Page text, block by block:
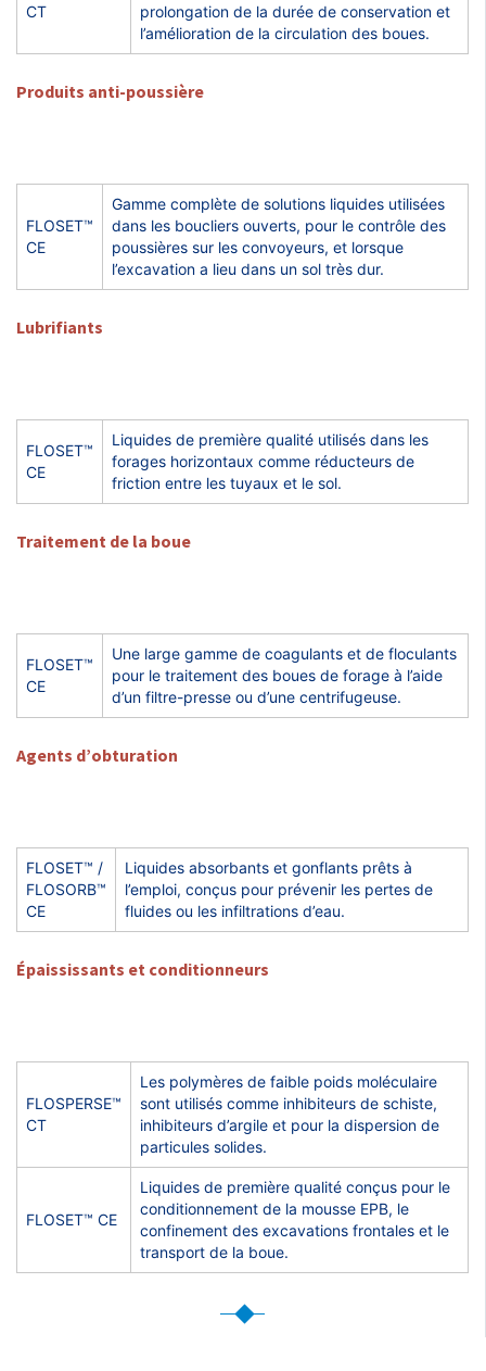
CT
prolongation de la durée de conservation et
l’amélioration de la circulation des boues.
Produits anti-poussière
FLOSET™
CE
Gamme complète de solutions liquides utilisées
dans les boucliers ouverts, pour le contrôle des
poussières sur les convoyeurs, et lorsque
l’excavation a lieu dans un sol très dur.
Lubrifiants
FLOSET™
CE
Liquides de première qualité utilisés dans les
forages horizontaux comme réducteurs de
friction entre les tuyaux et le sol.
Traitement de la boue
FLOSET™
CE
Une large gamme de coagulants et de floculants
pour le traitement des boues de forage à l’aide
d’un filtre-presse ou d’une centrifugeuse.
Agents d’obturation
FLOSET™ /
FLOSORB™
CE
Liquides absorbants et gonflants prêts à
l’emploi, conçus pour prévenir les pertes de
fluides ou les infiltrations d’eau.
Épaississants et conditionneurs
FLOSPERSE™
CT
Les polymères de faible poids moléculaire
sont utilisés comme inhibiteurs de schiste,
inhibiteurs d’argile et pour la dispersion de
particules solides.
FLOSET™ CE
Liquides de première qualité conçus pour le
conditionnement de la mousse EPB, le
confinement des excavations frontales et le
transport de la boue.